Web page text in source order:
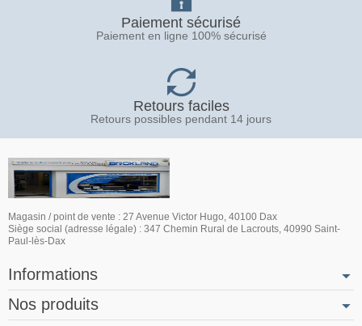
Paiement sécurisé
Paiement en ligne 100% sécurisé
Retours faciles
Retours possibles pendant 14 jours
Magasin / point de vente : 27 Avenue Victor Hugo, 40100 Dax
Siège social (adresse légale) : 347 Chemin Rural de Lacrouts, 40990 Saint-
Paul-lès-Dax
Informations
Nos produits